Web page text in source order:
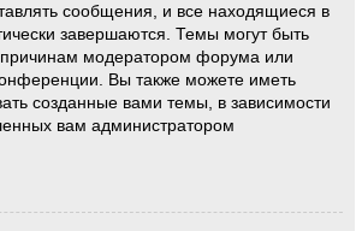
сообщения, и все находящиеся в
завершаются. Темы могут быть
модератором форума или
Вы также можете иметь
созданные вами темы, в зависимости
вам администратором